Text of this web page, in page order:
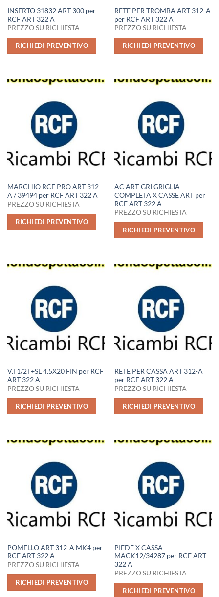
INSERTO 31832 ART 300 per
RCF ART 322 A
PREZZO SU RICHIESTA
RICHIEDI PREVENTIVO
RETE PER TROMBA ART 312-A
per RCF ART 322 A
PREZZO SU RICHIESTA
RICHIEDI PREVENTIVO
MARCHIO RCF PRO ART 312-
A / 39494 per RCF ART 322 A
PREZZO SU RICHIESTA
RICHIEDI PREVENTIVO
AC ART-GRI GRIGLIA
COMPLETA X CASSE ART per
RCF ART 322 A
PREZZO SU RICHIESTA
RICHIEDI PREVENTIVO
V.T1/2T+SL 4.5X20 FIN per RCF
ART 322 A
PREZZO SU RICHIESTA
RICHIEDI PREVENTIVO
RETE PER CASSA ART 312-A
per RCF ART 322 A
PREZZO SU RICHIESTA
RICHIEDI PREVENTIVO
POMELLO ART 312-A MK4 per
RCF ART 322 A
PREZZO SU RICHIESTA
RICHIEDI PREVENTIVO
PIEDE X CASSA
MACK12/34287 per RCF ART
322 A
PREZZO SU RICHIESTA
RICHIEDI PREVENTIVO